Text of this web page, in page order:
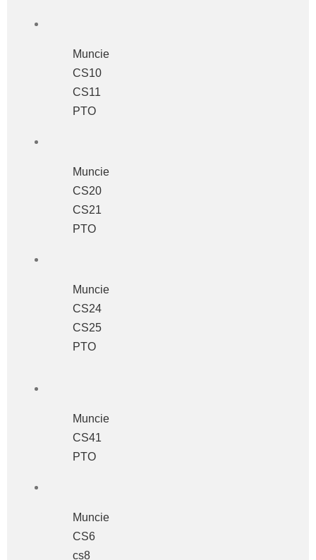
Muncie
CS10
CS11
PTO
Muncie
CS20
CS21
PTO
Muncie
CS24
CS25
PTO
Muncie
CS41
PTO
Muncie
CS6
cs8